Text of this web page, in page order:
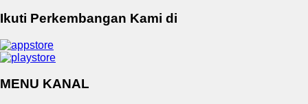
Ikuti Perkembangan Kami di
MENU KANAL